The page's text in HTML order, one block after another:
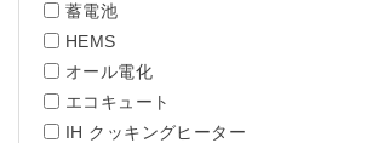
蓄電池
HEMS
オール電化
エコキュート
IH クッキングヒーター